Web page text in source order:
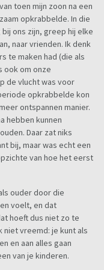
toen mijn zoon na een
opkrabbelde. In die
ons zijn, greep hij elke
naar vrienden. Ik denk
te maken had (die als
ook om onze
de vlucht was voor
opkrabbelde kon
ontspannen manier.
hebben kunnen
Daar zat niks
bij, maar was echt een
van hoe het eerst
ouder door die
voelt, en dat
hoeft dus niet zo te
niet vreemd: je kunt als
en aan alles gaan
van je kinderen.